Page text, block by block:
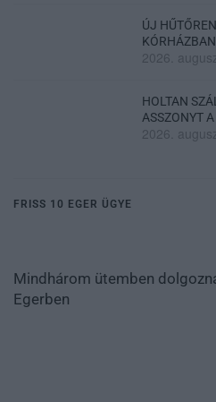
ÚJ
2026.
HOLTAN
ASSZONYT
2026.
FRISS 10 EGER ÜGYE
Mindhárom ütemben
Egerben